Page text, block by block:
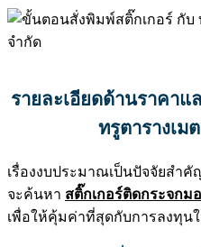
รายละเอียดด้านราคา
ทรูตารางเม
เรื่องงบประมาณเป็นปัจจัยสำ
จะค้นหา สติ๊กเกอร์ติดกระจกม
เพื่อให้คุ้มค่าที่สุดกับการลงทุน